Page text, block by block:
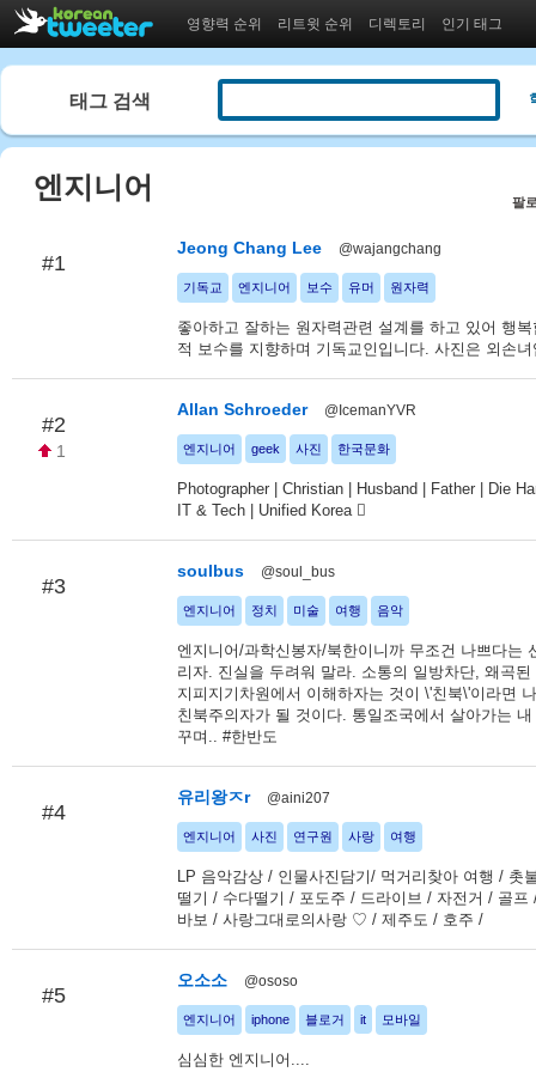
영향력 순위 리트윗 순위 디렉토리 인기 태그
태그 검색
엔지니어 팔
#1
Jeong Chang Lee @wajangchang
기독교 엔지니어 보수 유머 원자력
좋아하고 잘하는 원자력관련 설계를 하고 있어 행
적 보수를 지향하며 기독교인입니다. 사진은 외손녀
#2
1
Allan Schroeder @IcemanYVR
엔지니어 geek 사진 한국문화
Photographer | Christian | Husband | Father | Die
IT & Tech | Unified Korea 
#3
soulbus @soul_bus
엔지니어 정치 미술 여행 음악
엔지니어/과학신봉자/북한이니까 무조건 나쁘다는
리자. 진실을 두려워 말라. 소통의 일방차단, 왜곡된
지피지기차원에서 이해하자는 것이 \'친북\'이라면
친북주의자가 될 것이다. 통일조국에서 살아가는
꾸며.. #한반도
#4
유리왕ㅈr @aini207
엔지니어 사진 연구원 사랑 여행
LP 음악감상 / 인물사진담기/ 먹거리찾아 여행 / 촛
떨기 / 수다떨기 / 포도주 / 드라이브 / 자전거 / 골프
바보 / 사랑그대로의사랑 ♡ / 제주도 / 호주 /
#5
오소소 @ososo
엔지니어 iphone 블로거 it 모바일
심심한 엔지니어....